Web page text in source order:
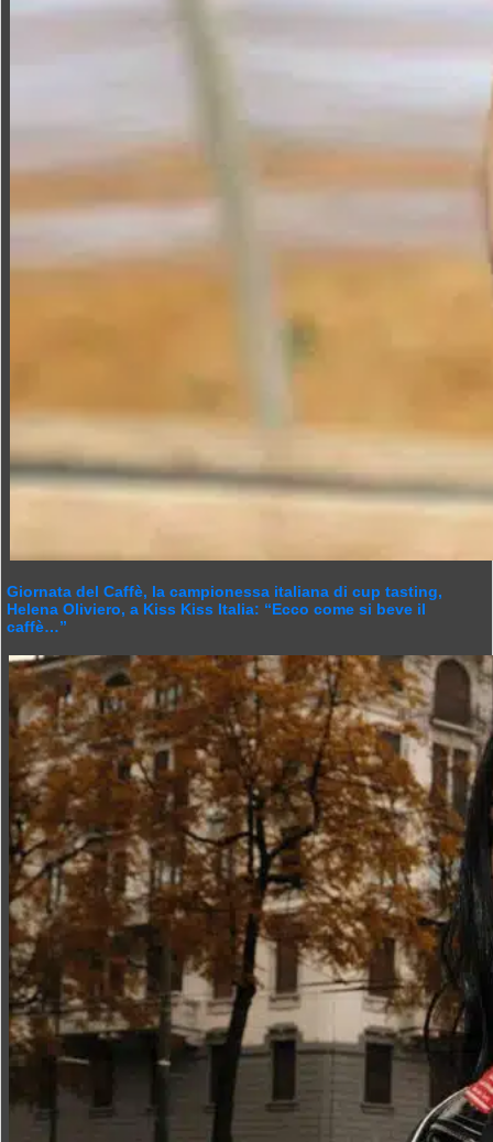
Giornata del Caffè, la campionessa italiana di cup tasting,
Helena Oliviero, a Kiss Kiss Italia: “Ecco come si beve il
caffè…”